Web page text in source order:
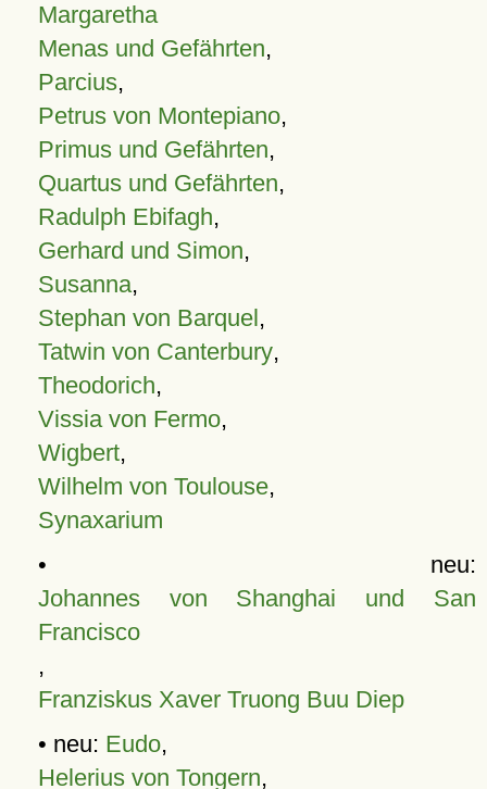
Margaretha
Menas und Gefährten,
Parcius,
Petrus von Montepiano,
Primus und Gefährten,
Quartus und Gefährten,
Radulph Ebifagh,
Gerhard und Simon,
Susanna,
Stephan von Barquel,
Tatwin von Canterbury,
Theodorich,
Vissia von Fermo,
Wigbert,
Wilhelm von Toulouse,
Synaxarium
• neu:
Johannes von Shanghai und San
Francisco
,
Franziskus Xaver Truong Buu Diep
• neu: Eudo,
Helerius von Tongern,